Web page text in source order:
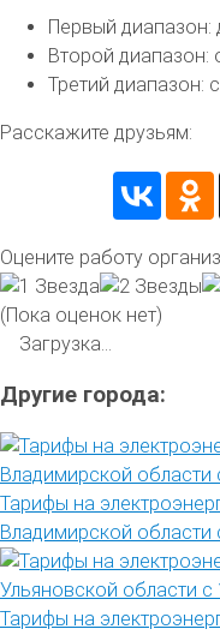
Первый диапазон:
Второй диапазон:
Третий диапазон:
Расскажите друзьям:
Оцените работу
(Пока оценок нет)
Загрузка...
Другие города:
Тарифы на
Владимирской области
Тарифы на